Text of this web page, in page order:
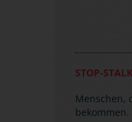
STOP-
Menschen,